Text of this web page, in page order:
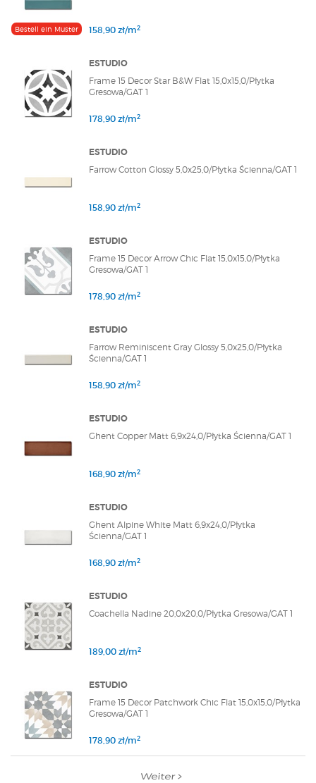
Bestell ein Muster 158,90 zł/m2
ESTUDIO
Frame 15 Decor Star B&W Flat 15,0x15,0/Płytka
Gresowa/GAT 1
178,90 zł/m2
ESTUDIO
Farrow Cotton Glossy 5,0x25,0/Płytka Ścienna/GAT 1
158,90 zł/m2
ESTUDIO
Frame 15 Decor Arrow Chic Flat 15,0x15,0/Płytka
Gresowa/GAT 1
178,90 zł/m2
ESTUDIO
Farrow Reminiscent Gray Glossy 5,0x25,0/Płytka
Ścienna/GAT 1
158,90 zł/m2
ESTUDIO
Ghent Copper Matt 6,9x24,0/Płytka Ścienna/GAT 1
168,90 zł/m2
ESTUDIO
Ghent Alpine White Matt 6,9x24,0/Płytka
Ścienna/GAT 1
168,90 zł/m2
ESTUDIO
Coachella Nadine 20,0x20,0/Płytka Gresowa/GAT 1
189,00 zł/m2
ESTUDIO
Frame 15 Decor Patchwork Chic Flat 15,0x15,0/Płytka
Gresowa/GAT 1
178,90 zł/m2
Weiter